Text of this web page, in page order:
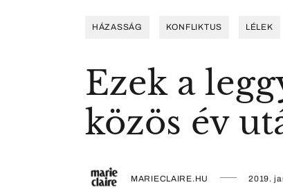
HÁZASSÁG KONFLIKTUS LÉLEK
Ezek a
közös év
MARIECLAIRE.HU 2019.